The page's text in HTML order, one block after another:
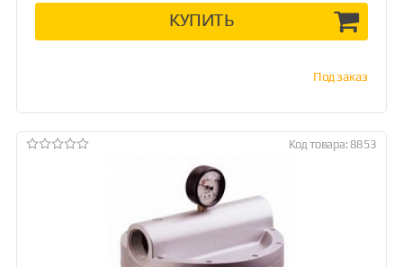
КУПИТЬ
Под заказ
Код товара: 8853